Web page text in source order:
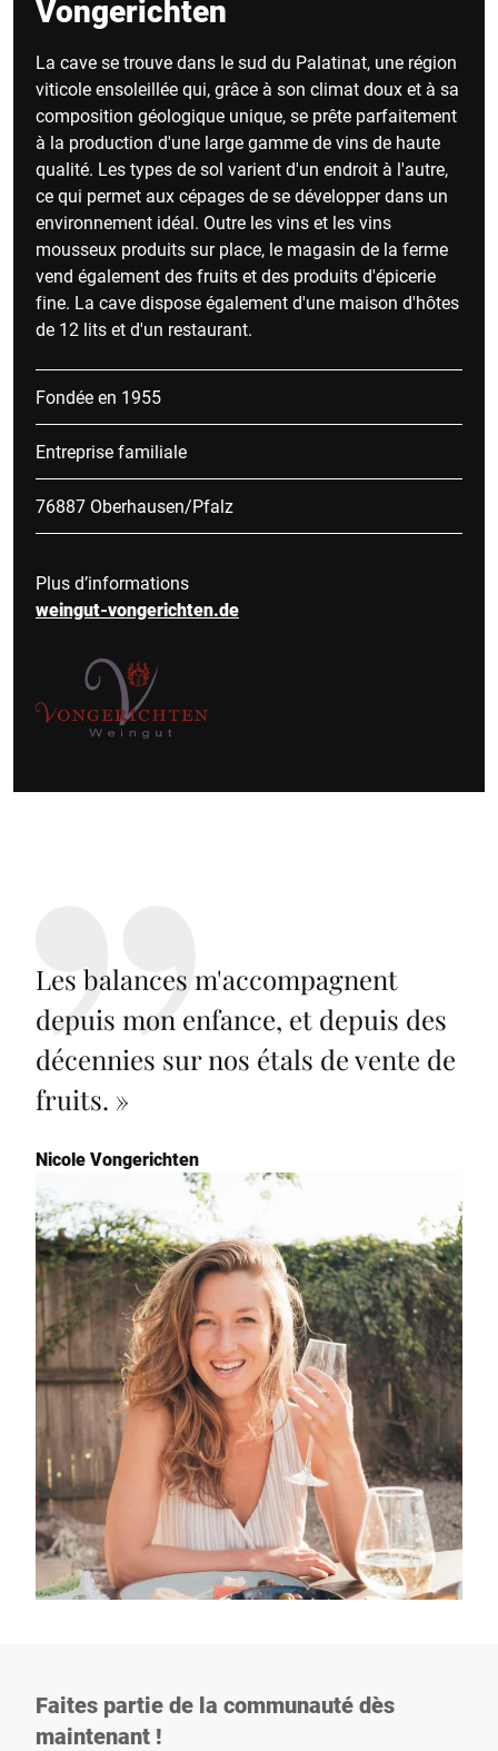
Vongerichten
La cave se trouve dans le sud du Palatinat, une région
viticole ensoleillée qui, grâce à son climat doux et à sa
composition géologique unique, se prête parfaitement
à la production d'une large gamme de vins de haute
qualité. Les types de sol varient d'un endroit à l'autre,
ce qui permet aux cépages de se développer dans un
environnement idéal. Outre les vins et les vins
mousseux produits sur place, le magasin de la ferme
vend également des fruits et des produits d'épicerie
fine. La cave dispose également d'une maison d'hôtes
de 12 lits et d'un restaurant.
Fondée en 1955
Entreprise familiale
76887 Oberhausen/Pfalz
Plus d’informations
weingut-vongerichten.de
Les balances m'accompagnent
depuis mon enfance, et depuis des
décennies sur nos étals de vente de
fruits. »
Nicole Vongerichten
Faites partie de la communauté dès
maintenant !